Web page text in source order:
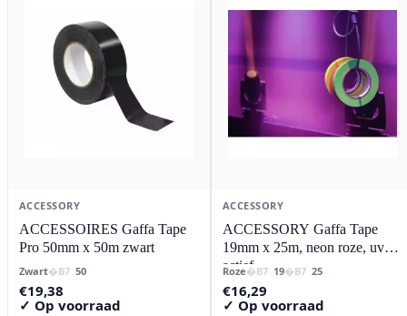
ACCESSORY
ACCESSOIRES Gaffa Tape
Pro 50mm x 50m zwart
Zwart 50
€19,38
✓ Op voorraad
ACCESSORY
ACCESSORY Gaffa Tape
19mm x 25m, neon roze, uv
actief
Roze 19 25
€16,29
✓ Op voorraad